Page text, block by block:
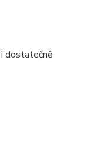
dostatečně